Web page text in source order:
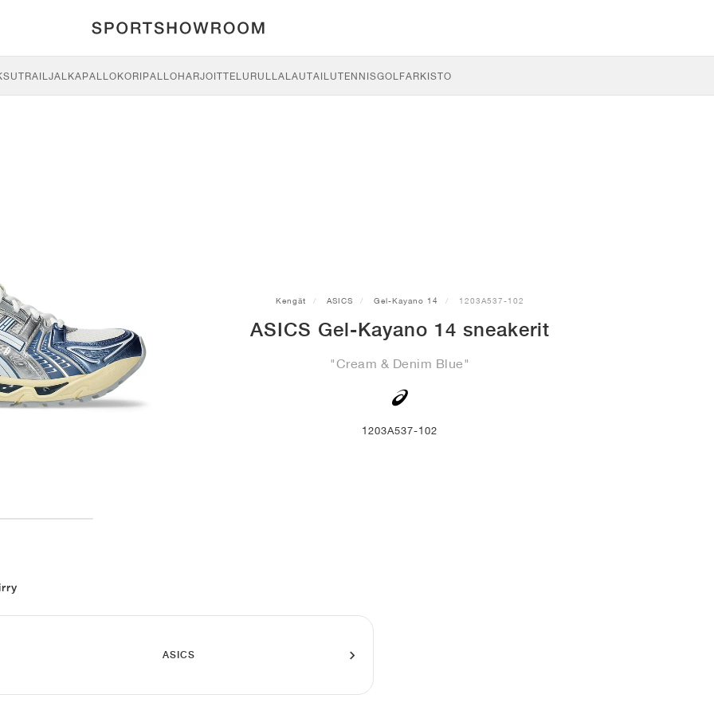
TRAILJALKAPALLOKORIPALLOHARJOITTELU RULLALAUTAILUTENNISGOLFARKISTO
Kengät ASICS Gel-Kayano 14 1203A537-102
ASICS Gel-Kayano 14 sneakerit
"Cream & Denim Blue"
1203A537-102
ASICS